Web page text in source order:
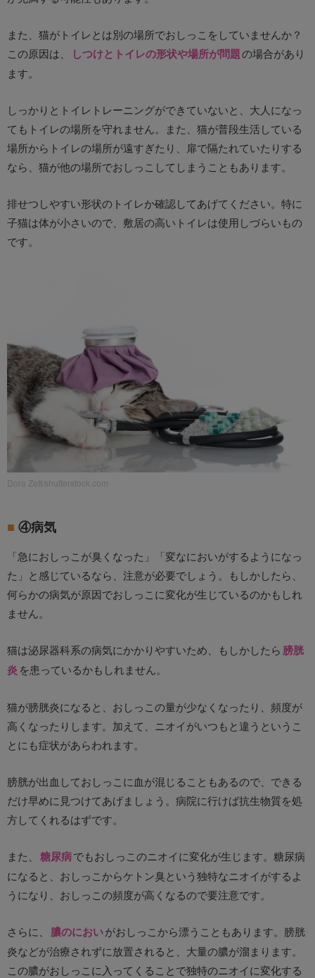
また、猫がトイレとは別の場所でおしっこをしていませんか？
この原因は、
しつけとトイレの形状や場所が問題の場合があり
ます。
しっかりとトイレトレーニングができていないと、大人になっ
てもトイレの場所を守れません。また、猫が普段生活している
場所からトイレの場所が遠すぎたり、扉で隔たれていたりする
なら、猫が他の場所でおしっこしてしまうこともあります。
排せつしやすい形状のトイレか確認してあげてください。特に
子猫は体が小さいので、敷居の高いトイレは使用しづらいもの
です。
Dora Zett/shutterstock.com
④病気
「急におしっこが臭くなった」「変なにおいがするようになっ
た」と感じているなら、注意が必要でしょう。もしかしたら、
何らかの病気が原因でおしっこに変化が生じているのかもしれ
ません。
猫は泌尿器科系の病気にかかりやすいため、もしかしたら 膀胱
炎 を患っているかもしれません。
猫が膀胱炎になると、おしっこの量が少なくなったり、頻度が
高くなったりします。加えて、ニオイがいつもと違うというこ
とにも症状があらわれます。
膀胱が出血しておしっこに血が混じることもあるので、できる
だけ早めに見つけてあげましょう。病院に行けば抗生物質を処
方してくれるはずです。
また、 糖尿病でもおしっこのニオイに変化が生じます。糖尿病
になると、おしっこからケトン臭という独特なニオイがするよ
うになり、おしっこの頻度が高くなるので要注意です。
さらに、 膿のにおいがおしっこから漂うこともあります。膀胱
炎などが治療されずに放置されると、大量の膿が溜まります。
この膿がおしっこに入ってくることで独特のニオイに変化する